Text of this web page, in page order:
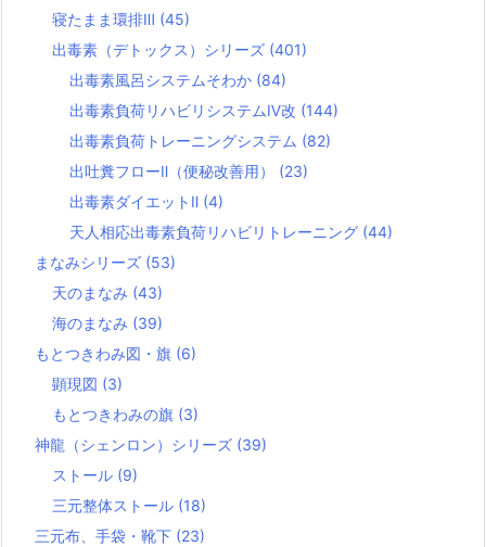
寝たまま環排Ⅲ (45)
出毒素（デトックス）シリーズ (401)
出毒素風呂システムそわか (84)
出毒素負荷リハビリシステムⅣ改 (144)
出毒素負荷トレーニングシステム (82)
出吐糞フローⅡ（便秘改善用） (23)
出毒素ダイエットⅡ (4)
天人相応出毒素負荷リハビリトレーニング (44)
まなみシリーズ (53)
天のまなみ (43)
海のまなみ (39)
もとつきわみ図・旗 (6)
顕現図 (3)
もとつきわみの旗 (3)
神龍（シェンロン）シリーズ (39)
ストール (9)
三元整体ストール (18)
三元布、手袋・靴下 (23)